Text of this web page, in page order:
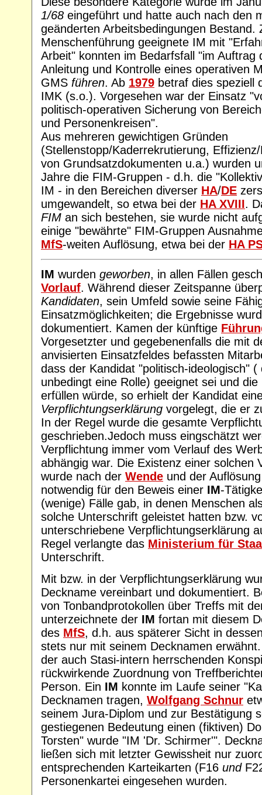
1/68 eingeführt und hatte auch nach den
geänderten Arbeitsbedingungen Bestand.
Menschenführung geeignete IM mit
Arbeit" konnten im Bedarfsfall "im Auftrag
Anleitung und Kontrolle eines operativen
GMS führen. Ab 1979 betraf dies speziell
IMK (s.o.). Vorgesehen war der Einsatz
politisch-operativen Sicherung von
und Personenkreisen".
Aus mehreren gewichtigen Gründen
(Stellenstopp/Kaderrekrutierung,
von Grundsatzdokumenten u.a.) wurden
Jahre die FIM-Gruppen - d.h. die
IM - in den Bereichen diverser HA/DE
umgewandelt, so etwa bei der HA XVIII.
FIM an sich bestehen, sie wurde nicht
einige "bewährte" FIM-Gruppen
MfS-weiten Auflösung, etwa bei der HA
IM wurden geworben, in allen Fällen
Vorlauf. Während dieser Zeitspanne
Kandidaten, sein Umfeld sowie seine
Einsatzmöglichkeiten; die Ergebnisse
dokumentiert. Kamen der künftige
Vorgesetzter und gegebenenfalls die mit
anvisierten Einsatzfeldes befassten
dass der Kandidat "politisch-ideologisch" (
unbedingt eine Rolle) geeignet sei und
erfüllen würde, so erhielt der Kandidat
Verpflichtungserklärung vorgelegt, die er
In der Regel wurde die gesamte
geschrieben.Jedoch muss eingschätzt
Verpflichtung immer vom Verlauf des
abhängig war. Die Existenz einer solchen
wurde nach der Wende und der
notwendig für den Beweis einer IM-
(wenige) Fälle gab, in denen Menschen
solche Unterschrift geleistet hatten bzw.
unterschriebene Verpflichtungserklärung
Regel verlangte das Ministerium für
Unterschrift.
Mit bzw. in der Verpflichtungserklärung
Deckname vereinbart und dokumentiert.
von Tonbandprotokollen über Treffs mit
unterzeichnete der IM fortan mit diesem
des MfS, d.h. aus späterer Sicht in
stets nur mit seinem Decknamen
der auch Stasi-intern herrschenden
rückwirkende Zuordnung von
Person. Ein IM konnte im Laufe seiner
Decknamen tragen, Wolfgang Schnur
seinem Jura-Diplom und zur Bestätigung
gestiegenen Bedeutung einen (fiktiven)
Torsten" wurde "IM 'Dr. Schirmer'".
ließen sich mit letzter Gewissheit nur
entsprechenden Karteikarten (F16 und
Personenkartei eingesehen wurden.